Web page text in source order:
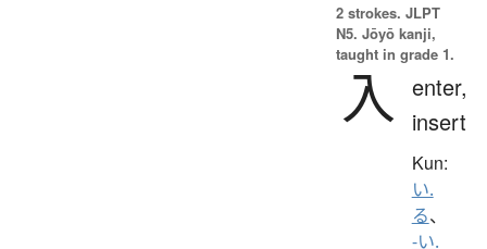
2 strokes. JLPT
N5. Jōyō kanji,
taught in grade 1.
入 enter,
insert
Kun:
い.
る、
-い.